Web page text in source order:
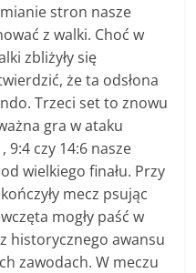
stron nasze
z walki. Choć w
zbliżyły się
że ta odsłona
Trzeci set to znowu
gra w ataku
9:4 czy 14:6 nasze
wielkiego finału. Przy
mecz psując
mogły paść w
historycznego awansu
zawodach. W meczu